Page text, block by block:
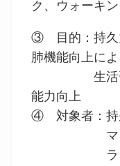
ク、ウォーキ
③ 目的：持久
肺機能向上に
生活習慣
能力向上
④ 対象者：持
マラソ
ランニン